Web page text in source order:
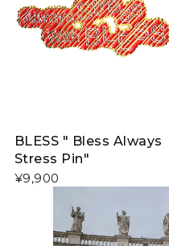
BLESS " Bless Always
Stress Pin"
¥9,900